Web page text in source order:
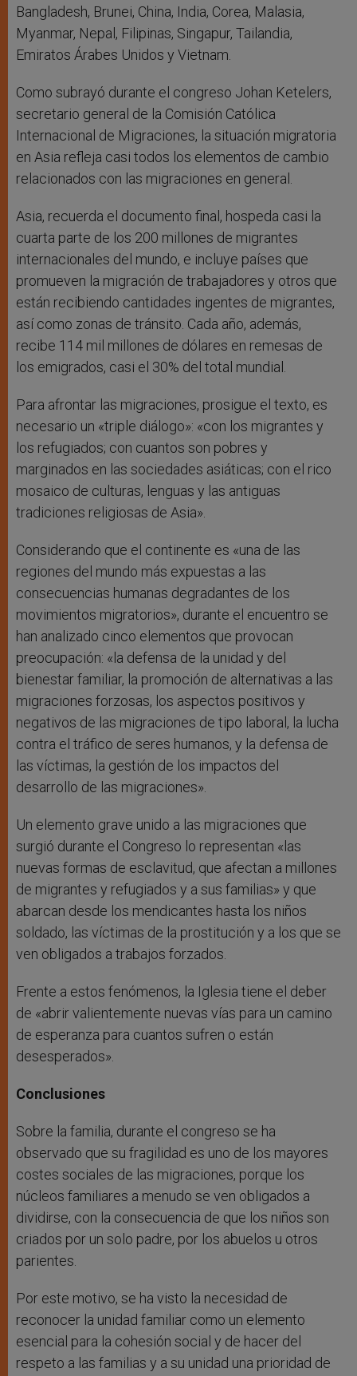
Bangladesh, Brunei, China, India, Corea, Malasia,
Myanmar, Nepal, Filipinas, Singapur, Tailandia,
Emiratos Árabes Unidos y Vietnam.
Como subrayó durante el congreso Johan Ketelers,
secretario general de la Comisión Católica
Internacional de Migraciones, la situación migratoria
en Asia refleja casi todos los elementos de cambio
relacionados con las migraciones en general.
Asia, recuerda el documento final, hospeda casi la
cuarta parte de los 200 millones de migrantes
internacionales del mundo, e incluye países que
promueven la migración de trabajadores y otros que
están recibiendo cantidades ingentes de migrantes,
así como zonas de tránsito. Cada año, además,
recibe 114 mil millones de dólares en remesas de
los emigrados, casi el 30% del total mundial.
Para afrontar las migraciones, prosigue el texto, es
necesario un «triple diálogo»: «con los migrantes y
los refugiados; con cuantos son pobres y
marginados en las sociedades asiáticas; con el rico
mosaico de culturas, lenguas y las antiguas
tradiciones religiosas de Asia».
Considerando que el continente es «una de las
regiones del mundo más expuestas a las
consecuencias humanas degradantes de los
movimientos migratorios», durante el encuentro se
han analizado cinco elementos que provocan
preocupación: «la defensa de la unidad y del
bienestar familiar, la promoción de alternativas a las
migraciones forzosas, los aspectos positivos y
negativos de las migraciones de tipo laboral, la lucha
contra el tráfico de seres humanos, y la defensa de
las víctimas, la gestión de los impactos del
desarrollo de las migraciones».
Un elemento grave unido a las migraciones que
surgió durante el Congreso lo representan «las
nuevas formas de esclavitud, que afectan a millones
de migrantes y refugiados y a sus familias» y que
abarcan desde los mendicantes hasta los niños
soldado, las víctimas de la prostitución y a los que se
ven obligados a trabajos forzados.
Frente a estos fenómenos, la Iglesia tiene el deber
de «abrir valientemente nuevas vías para un camino
de esperanza para cuantos sufren o están
desesperados».
Conclusiones
Sobre la familia, durante el congreso se ha
observado que su fragilidad es uno de los mayores
costes sociales de las migraciones, porque los
núcleos familiares a menudo se ven obligados a
dividirse, con la consecuencia de que los niños son
criados por un solo padre, por los abuelos u otros
parientes.
Por este motivo, se ha visto la necesidad de
reconocer la unidad familiar como un elemento
esencial para la cohesión social y de hacer del
respeto a las familias y a su unidad una prioridad de